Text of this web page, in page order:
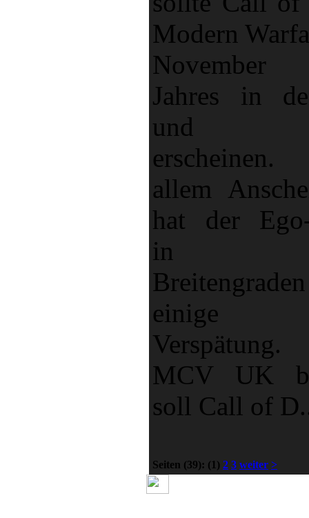
Modern
November
Jahres in
und
allem
hat der
in
einige
MCV UK
soll Call of
Seiten (39): (1) 2 3 weiter >